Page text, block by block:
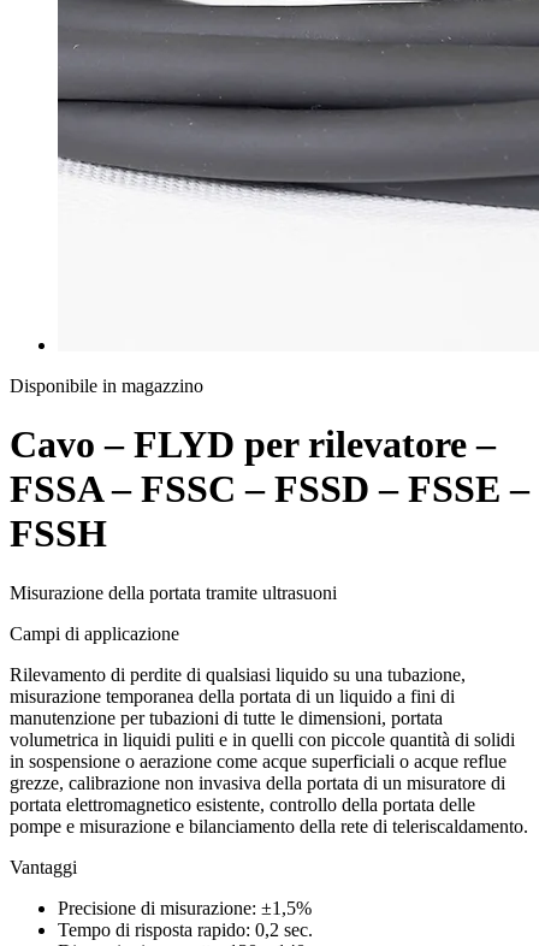
Disponibile in magazzino
Cavo – FLYD per rilevatore –
FSSA – FSSC – FSSD – FSSE –
FSSH
Misurazione della portata tramite ultrasuoni
Campi di applicazione
Rilevamento di perdite di qualsiasi liquido su una tubazione,
misurazione temporanea della portata di un liquido a fini di
manutenzione per tubazioni di tutte le dimensioni, portata
volumetrica in liquidi puliti e in quelli con piccole quantità di solidi
in sospensione o aerazione come acque superficiali o acque reflue
grezze, calibrazione non invasiva della portata di un misuratore di
portata elettromagnetico esistente, controllo della portata delle
pompe e misurazione e bilanciamento della rete di teleriscaldamento.
Vantaggi
Precisione di misurazione: ±1,5%
Tempo di risposta rapido: 0,2 sec.